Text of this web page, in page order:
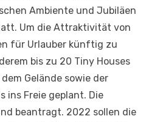
Ambiente und Jubiläen
Um die Attraktivität von
für Urlauber künftig zu
bis zu 20 Tiny Houses
Gelände sowie der
ins Freie geplant. Die
beantragt. 2022 sollen die